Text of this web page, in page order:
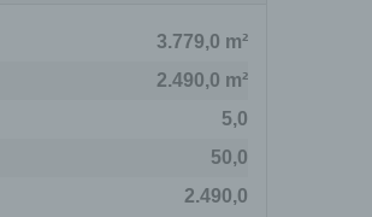
3.779,0 m²
2.490,0 m²
5,0
50,0
2.490,0